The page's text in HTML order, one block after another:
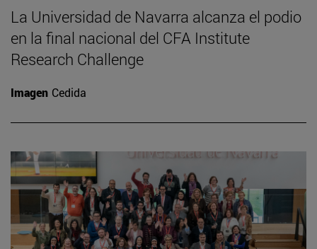
La Universidad de Navarra alcanza el podio
en la final nacional del CFA Institute
Research Challenge
Imagen Cedida